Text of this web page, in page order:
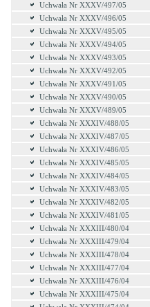
Uchwała Nr XXXV/497/05
Uchwała Nr XXXV/496/05
Uchwała Nr XXXV/495/05
Uchwała Nr XXXV/494/05
Uchwała Nr XXXV/493/05
Uchwała Nr XXXV/492/05
Uchwała Nr XXXV/491/05
Uchwała Nr XXXV/490/05
Uchwała Nr XXXV/489/05
Uchwała Nr XXXIV/488/05
Uchwała Nr XXXIV/487/05
Uchwała Nr XXXIV/486/05
Uchwała Nr XXXIV/485/05
Uchwała Nr XXXIV/484/05
Uchwała Nr XXXIV/483/05
Uchwała Nr XXXIV/482/05
Uchwała Nr XXXIV/481/05
Uchwała Nr XXXIII/480/04
Uchwała Nr XXXIII/479/04
Uchwała Nr XXXIII/478/04
Uchwała Nr XXXIII/477/04
Uchwała Nr XXXIII/476/04
Uchwała Nr XXXIII/475/04